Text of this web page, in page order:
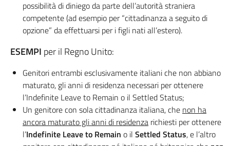
possibilità di diniego da parte dell’autorità straniera
competente (ad esempio per “cittadinanza a seguito di
opzione” da effettuarsi per i figli nati all’estero).
ESEMPI per il Regno Unito:
Genitori entrambi esclusivamente italiani che non abbiano
maturato, gli anni di residenza necessari per ottenere
l’Indefinite Leave to Remain o il Settled Status;
Un genitore con sola cittadinanza italiana, che non ha
ancora maturato gli anni di residenza richiesti per ottenere
l’Indefinite Leave to Remain o il Settled Status, e l’altro